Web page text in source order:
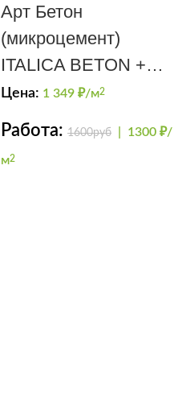
Арт Бетон
(микроцемент)
ITALICA BETON +
GRADIENTE
Цена: 1 349 ₽/м2
Работа: 1600руб 1300 ₽/
м2